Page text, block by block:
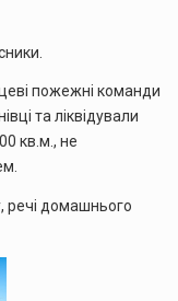
пожежні команди
та ліквідували
кв.м., не
речі домашнього